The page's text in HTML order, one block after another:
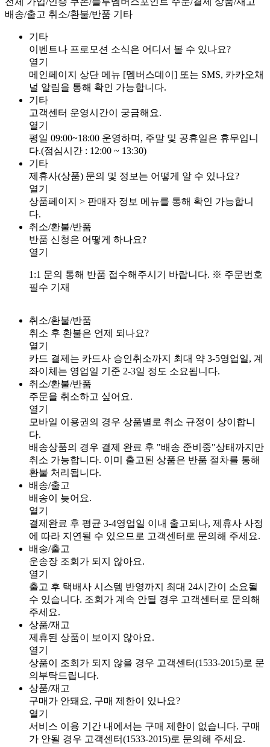
배송/출고 취소/환불/반품 기타
기타
이벤트나 프로모션 소식은 어디서 볼 수 있나요?
열기
메인페이지 상단 메뉴 [멤버스데이] 또는 SMS, 카카오채
널 알림을 통해 확인 가능합니다.
기타
고객센터 운영시간이 궁금해요.
열기
평일 09:00~18:00 운영하며, 주말 및 공휴일은 휴무입니
다.(점심시간 : 12:00 ~ 13:30)
기타
제휴사(상품) 문의 및 정보는 어떻게 알 수 있나요?
열기
상품페이지 > 판매자 정보 메뉴를 통해 확인 가능합니
다.
취소/환불/반품
반품 신청은 어떻게 하나요?
열기
1:1 문의 통해 반품 접수해주시기 바랍니다. ※ 주문번호
필수 기재
취소/환불/반품
취소 후 환불은 언제 되나요?
열기
카드 결제는 카드사 승인취소까지 최대 약 3-5영업일, 계
좌이체는 영업일 기준 2-3일 정도 소요됩니다.
취소/환불/반품
주문을 취소하고 싶어요.
열기
모바일 이용권의 경우 상품별로 취소 규정이 상이합니
다.
배송상품의 경우 결제 완료 후 "배송 준비중"상태까지만
취소 가능합니다. 이미 출고된 상품은 반품 절차를 통해
환불 처리됩니다.
배송/출고
배송이 늦어요.
열기
결제완료 후 평균 3-4영업일 이내 출고되나, 제휴사 사정
에 따라 지연될 수 있으므로 고객센터로 문의해 주세요.
배송/출고
운송장 조회가 되지 않아요.
열기
출고 후 택배사 시스템 반영까지 최대 24시간이 소요될
수 있습니다. 조회가 계속 안될 경우 고객센터로 문의해
주세요.
상품/재고
제휴된 상품이 보이지 않아요.
열기
상품이 조회가 되지 않을 경우 고객센터(1533-2015)로 문
의부탁드립니다.
상품/재고
구매가 안돼요, 구매 제한이 있나요?
열기
서비스 이용 기간 내에서는 구매 제한이 없습니다. 구매
가 안될 경우 고객센터(1533-2015)로 문의해 주세요.